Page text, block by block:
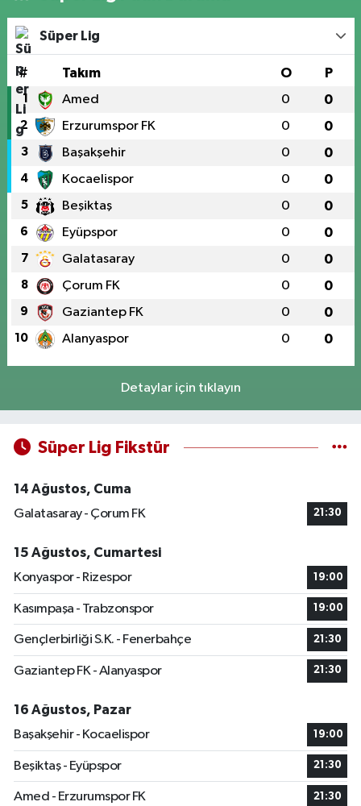
Süper Lig
# Takım O P
1 Amed 0 0
2 Erzurumspor FK 0 0
3 Başakşehir 0 0
4 Kocaelispor 0 0
5 Beşiktaş 0 0
6 Eyüpspor 0 0
7 Galatasaray 0 0
8 Çorum FK 0 0
9 Gaziantep FK 0 0
10 Alanyaspor 0 0
Detaylar için tıklayın
Süper Lig Fikstür
14 Ağustos, Cuma
Galatasaray - Çorum FK
21:30
15 Ağustos, Cumartesi
Konyaspor - Rizespor
19:00
Kasımpaşa - Trabzonspor 19:00
Gençlerbirliği S.K. - Fenerbahçe 21:30
Gaziantep FK - Alanyaspor 21:30
16 Ağustos, Pazar
Başakşehir - Kocaelispor
19:00
Beşiktaş - Eyüpspor 21:30
Amed - Erzurumspor FK 21:30